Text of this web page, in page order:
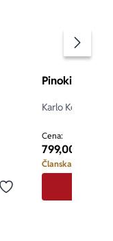
Dodaj u omiljene
Pinokio
Karlo Kolodi
Cena:
799,00
Članska cena i do: